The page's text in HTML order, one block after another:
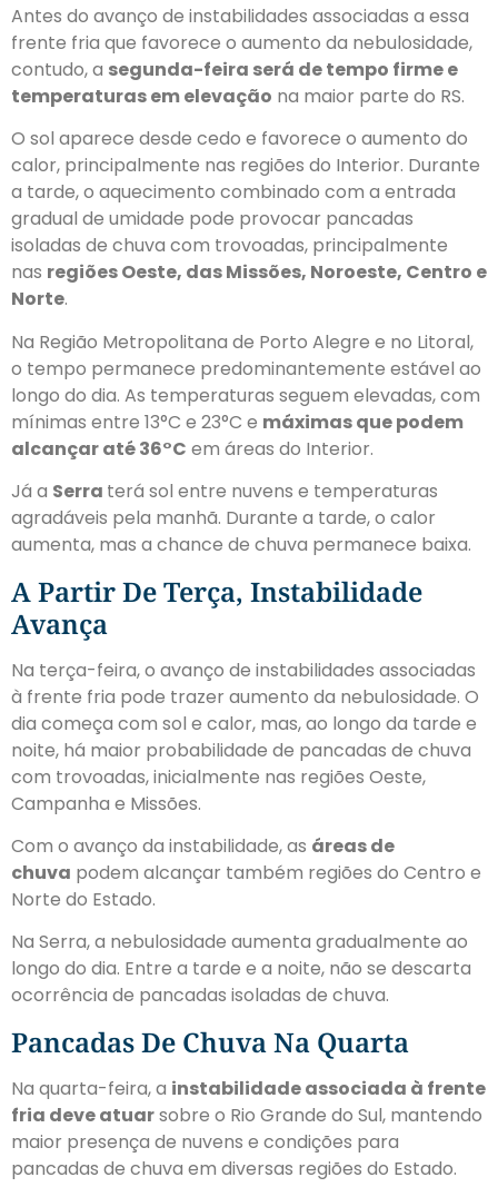
Antes do avanço de instabilidades associadas a essa
frente fria que favorece o aumento da nebulosidade,
contudo, a segunda-feira será de tempo firme e
temperaturas em elevação na maior parte do RS.
O sol aparece desde cedo e favorece o aumento do
calor, principalmente nas regiões do Interior. Durante
a tarde,o aquecimento combinado com a entrada
gradual de umidade pode provocar pancadas
isoladas de chuva com trovoadas, principalmente
nas regiões Oeste, das Missões, Noroeste, Centro e
Norte.
Na Região Metropolitana de Porto Alegre e no Litoral,
o tempo permanece predominantemente estável ao
longo do dia. As temperaturas seguem elevadas, com
mínimas entre 13°C e 23°C e máximas que podem
alcançar até 36°C em áreas do Interior.
Já a Serra terá sol entre nuvens e temperaturas
agradáveis pela manhã. Durante a tarde, o calor
aumenta, mas a chance de chuva permanece baixa.
A Partir De Terça, Instabilidade
Avança
Na terça-feira, o avanço de instabilidades associadas
à frente fria pode trazer aumento da nebulosidade. O
dia começa com sol e calor, mas, ao longo da tarde e
noite, há maior probabilidade de pancadas de chuva
com trovoadas, inicialmente nas regiões Oeste,
Campanha e Missões.
Com o avanço da instabilidade, as áreas de
chuva podem alcançar também regiões do Centro e
Norte do Estado.
Na Serra, a nebulosidade aumenta gradualmente ao
longo do dia. Entre a tarde e a noite, não se descarta
ocorrência de pancadas isoladas de chuva.
Pancadas De Chuva Na Quarta
Na quarta-feira, a instabilidade associada à frente
fria deve atuarsobre o Rio Grande do Sul, mantendo
maior presença de nuvens e condições para
pancadas de chuva em diversas regiões do Estado.